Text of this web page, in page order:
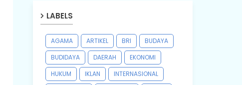
LABELS
AGAMA ARTIKEL BRI
BUDAYA
BUDIDAYA
DAERAH
EKONOMI
HUKUM
IKLAN
INTERNASIONAL